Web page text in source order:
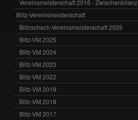
Vereinsmeisterschaft 2016 - Zwischenbilanz
Blitz-Vereinsmeisterschaft
Blitzschach-Vereinsmeisterschaft 2026
Blitz-VM 2025
Blitz-VM 2024
Blitz-VM 2023
Blitz-VM 2022
Blitz-VM 2019
Blitz-VM 2018
Blitz-VM 2017